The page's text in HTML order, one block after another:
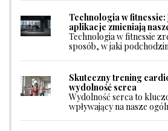
Technologia w fitnessie:
aplikacje zmieniają
Technologia w fitnessie
sposób, w jaki
Skuteczny trening
wydolność serca
Wydolność serca to
wpływający na nasze